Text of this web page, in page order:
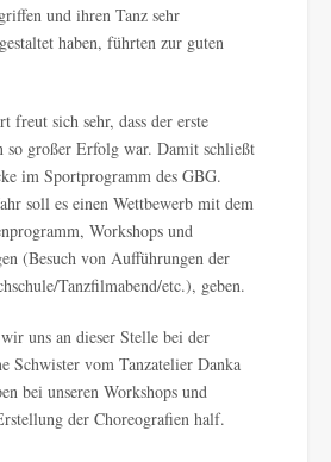
und ihren Tanz sehr
haben, führten zur guten
freut sich sehr, dass der erste
so großer Erfolg war. Damit schließt
im Sportprogramm des GBG.
soll es einen Wettbewerb mit dem
Workshops und
(Besuch von Aufführungen der
Tanzfilmabend/etc.), geben.
uns an dieser Stelle bei der
Schwister vom Tanzatelier Danka
bei unseren Workshops und
der Choreografien half.